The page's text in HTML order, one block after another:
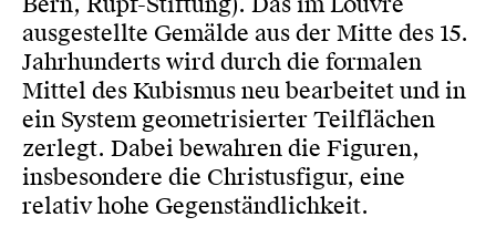
ausgestellte Gemälde aus der Mitte des 15.
Jahrhunderts wird durch die formalen
Mittel des Kubismus neu bearbeitet und in
ein System geometrisierter Teilflächen
zerlegt. Dabei bewahren die Figuren,
insbesondere die Christusfigur, eine
relativ hohe Gegenständlichkeit.